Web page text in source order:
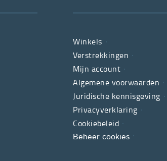
Winkels
Verstrekkingen
Mijn account
Algemene voorwaarden
Juridische kennisgeving
Privacyverklaring
Cookiebeleid
Beheer cookies